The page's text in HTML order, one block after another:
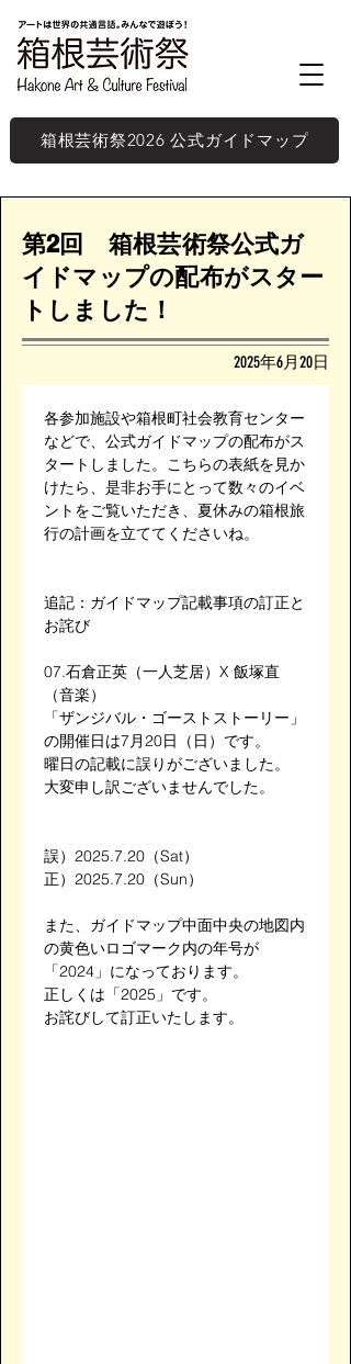
箱根芸術祭2026 公式ガイドマップ
第2回 箱根芸術祭公式ガ
イドマップの配布がスター
トしました！
2025年6月20日
各参加施設や箱根町社会教育センター
などで、公式ガイドマップの配布がス
タートしました。こちらの表紙を見か
けたら、是非お手にとって数々のイベ
ントをご覧いただき、夏休みの箱根旅
行の計画を立ててくださいね。
追記：ガイドマップ記載事項の訂正と
お詫び
07.石倉正英（一人芝居）X 飯塚直
（音楽）
「ザンジバル・ゴーストストーリー」
の開催日は7月20日（日）です。
曜日の記載に誤りがございました。
大変申し訳ございませんでした。
誤）2025.7.20（Sat）
正）2025.7.20（Sun）
また、ガイドマップ中面中央の地図内
の黄色いロゴマーク内の年号が
「2024」になっております。
正しくは「2025」です。
お詫びして訂正いたします。